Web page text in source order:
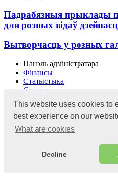
This website uses cookies to
best experience on our
What are cookies
Decline
Падрабязныя прыклады
для розных відаў
Вытворчасць у розных
Панэль адміністратара
Фінансы
Статыстыка
Склад
Меню
Маркетынг
Вы не знайшлі адказ на ваша
дапамагчы